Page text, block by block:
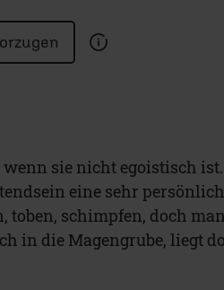
sie nicht egoistisch ist.
eine sehr
toben, schimpfen, doch man
in die Magengrube, liegt